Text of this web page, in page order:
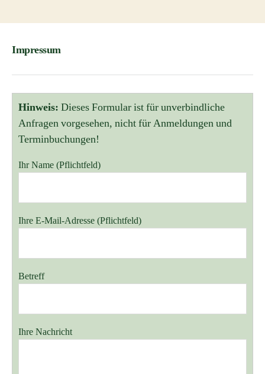
t
r
i
Impressum
Hinweis: Dieses Formular ist für unverbindliche
Anfragen vorgesehen, nicht für Anmeldungen und
Terminbuchungen!
Ihr Name (Pflichtfeld)
Bitte lasse dieses Feld leer.
Ihre E-Mail-Adresse (Pflichtfeld)
Betreff
Ihre Nachricht